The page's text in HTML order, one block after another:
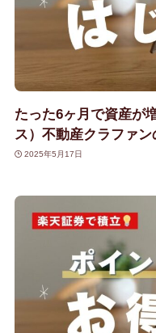
たった6ヶ月で資産が
ス）不動産クラファ
2025年5月17日